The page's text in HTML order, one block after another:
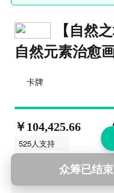
【自然
自然元素治愈
卡牌
￥104,425.66
525人支持
第14次更新
众筹已结